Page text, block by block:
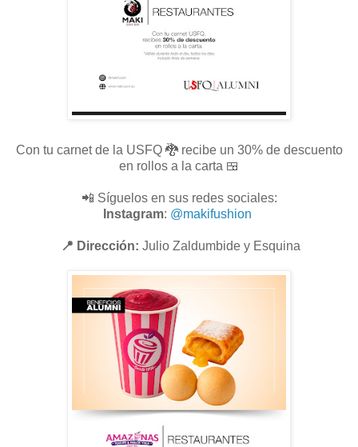
Con tu carnet de la USFQ 🐉 recibe un 30% de descuento
en rollos a la carta 🍱
📲 Síguelos en sus redes sociales:
Instagram: @makifushion
📍 Dirección: Julio Zaldumbide y Esquina